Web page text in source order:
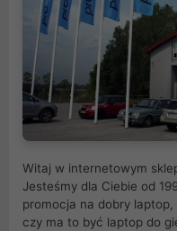
Witaj w internetowym
Jesteśmy dla Ciebie od
promocja na dobry
czy ma to być laptop do